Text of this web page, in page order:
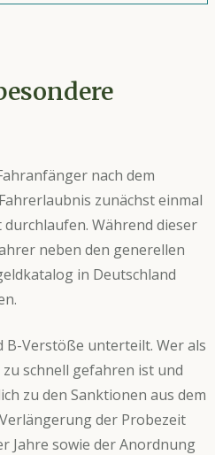
nach dem
zunächst einmal
Während dieser
neben den generellen
in Deutschland
B-Verstöße unterteilt. Wer als
schnell gefahren ist und
zu den Sanktionen aus dem
der Probezeit
Jahre sowie der Anordnung